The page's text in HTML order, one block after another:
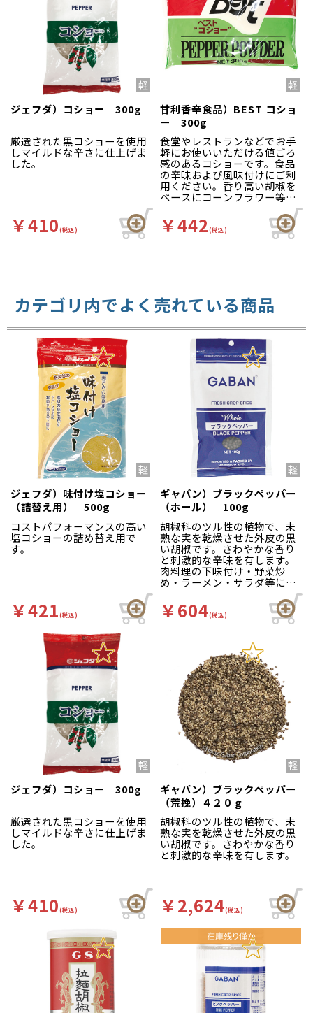
ジェフダ）コショー 300g
厳選された黒コショーを使用
しマイルドな辛さに仕上げま
した。
￥410(税込)
甘利香辛食品）BEST コショ
ー 300g
食堂やレストランなどでお手
軽にお使いいただける値ごろ
感のあるコショーです。食品
の辛味および風味付けにご利
用ください。香り高い胡椒を
ベースにコーンフラワー等を
副剤として配合していますの
で、流動性が良く、卓上用や
仕上げ用のコショーとして最
￥442(税込)
カテゴリ内でよく売れている商品
ジェフダ）味付け塩コショー
（詰替え用） 500g
コストパフォーマンスの高い
塩コショーの詰め替え用で
す。
￥421(税込)
ギャバン）ブラックペッパー
（ホール） 100g
胡椒科のツル性の植物で、未
熟な実を乾燥させた外皮の黒
い胡椒です。さわやかな香り
と刺激的な辛味を有します。
肉料理の下味付け・野菜炒
め・ラーメン・サラダ等にご
￥604(税込)
ジェフダ）コショー 300g
厳選された黒コショーを使用
しマイルドな辛さに仕上げま
した。
￥410(税込)
ギャバン）ブラックペッパー
（荒挽）４２０ｇ
胡椒科のツル性の植物で、未
熟な実を乾燥させた外皮の黒
い胡椒です。さわやかな香り
と刺激的な辛味を有します。
￥2,624(税込)